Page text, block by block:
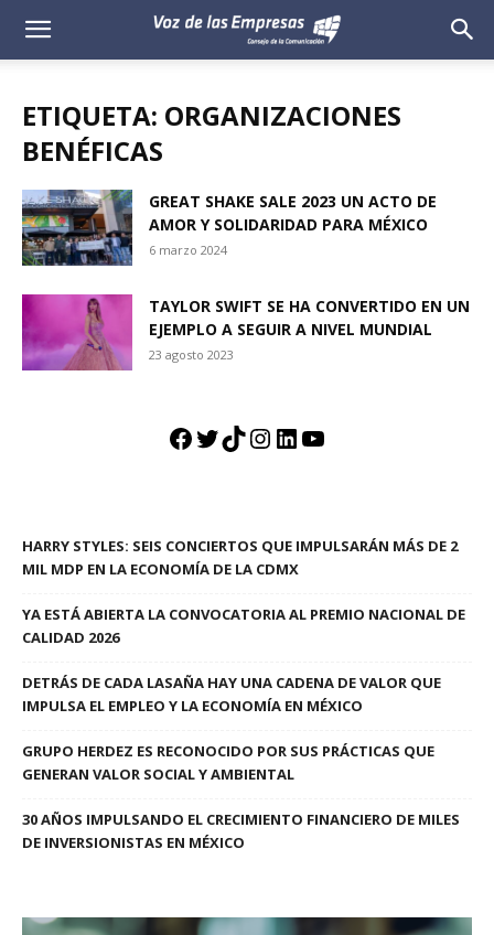
Voz
Empresas
ETIQUETA: ORGANIZACIONES
BENÉFICAS
GREAT SHAKE SALE 2023 UN ACTO DE
AMOR Y SOLIDARIDAD PARA MÉXICO
6 marzo 2024
TAYLOR SWIFT SE HA CONVERTIDO EN UN
EJEMPLO A SEGUIR A NIVEL MUNDIAL
23 agosto 2023
Facebook
Twitter
TikTok
Instagram
LinkedIn
YouTube
HARRY STYLES: SEIS CONCIERTOS QUE IMPULSARÁN MÁS DE 2
MIL MDP EN LA ECONOMÍA DE LA CDMX
YA ESTÁ ABIERTA LA CONVOCATORIA AL PREMIO NACIONAL DE
CALIDAD 2026
DETRÁS DE CADA LASAÑA HAY UNA CADENA DE VALOR QUE
IMPULSA EL EMPLEO Y LA ECONOMÍA EN MÉXICO
GRUPO HERDEZ ES RECONOCIDO POR SUS PRÁCTICAS QUE
GENERAN VALOR SOCIAL Y AMBIENTAL
30 AÑOS IMPULSANDO EL CRECIMIENTO FINANCIERO DE MILES
DE INVERSIONISTAS EN MÉXICO